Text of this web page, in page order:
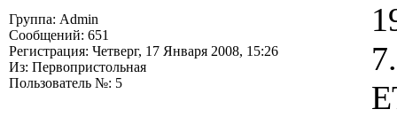
Группа: Admin
Сообщений: 651
Регистрация: Четверг, 17 Января 2008, 15:26
Из: Первопристольная
Пользователь №: 5